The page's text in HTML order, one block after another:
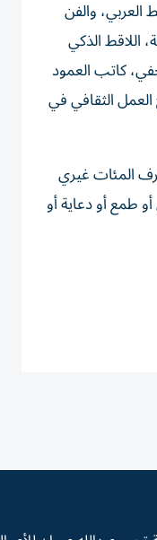
والفن
اللاقط الذكي
كاتب العمود
العمل الثقافي في
المئات غيري
طمع أو دعاية أو